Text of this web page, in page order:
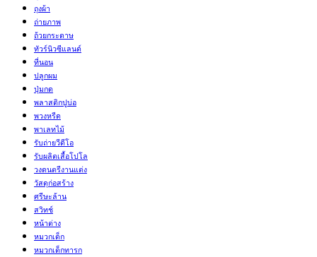
ถุงผ้า
ถ่ายภาพ
ถ้วยกระดาษ
ทัวร์นิวซีแลนด์
ที่นอน
ปลูกผม
ปุ่มกด
พลาสติกปูบ่อ
พวงหรีด
พาเลทไม้
รับถ่ายวีดีโอ
รับผลิตเสื้อโปโล
วงดนตรีงานแต่ง
วัสดุก่อสร้าง
ศรีษะล้าน
สวิทช์
หน้าต่าง
หมวกเด็ก
หมวกเด็กทารก